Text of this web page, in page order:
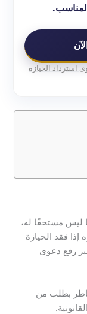
استرداد الحيازة
ليس مستحقًا له،
إذا فقد الحيازة
رفع دعوى
بطلب من